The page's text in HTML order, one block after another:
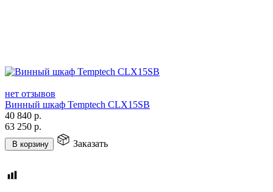
нет отзывов
Винный шкаф Temptech CLX15SB
40 840 р.
63 250 р.
В корзину Заказать